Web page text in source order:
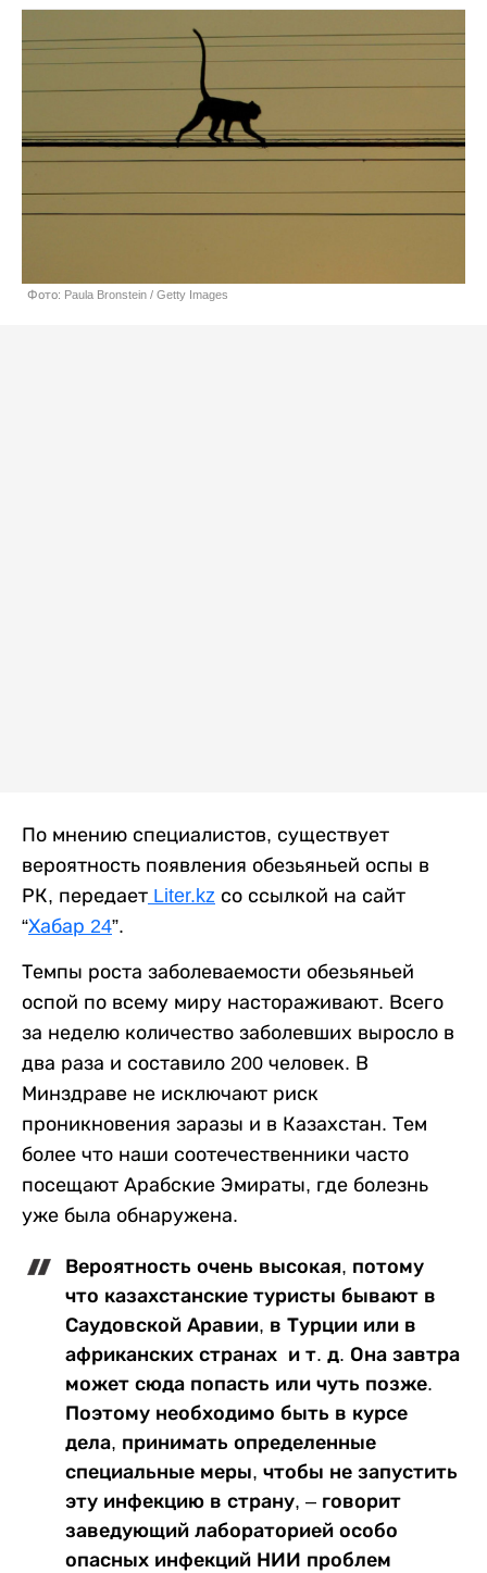
Фото: Paula Bronstein / Getty Images
По мнению специалистов, существует
вероятность появления обезьяньей оспы в
РК, передает Liter.kz со ссылкой на сайт
“Хабар 24”.
Темпы роста заболеваемости обезьяньей
оспой по всему миру настораживают. Всего
за неделю количество заболевших выросло в
два раза и составило 200 человек. В
Минздраве не исключают риск
проникновения заразы и в Казахстан. Тем
более что наши соотечественники часто
посещают Арабские Эмираты, где болезнь
уже была обнаружена.
Вероятность очень высокая, потому
что казахстанские туристы бывают в
Саудовской Аравии, в Турции или в
африканских странах и т. д. Она завтра
может сюда попасть или чуть позже.
Поэтому необходимо быть в курсе
дела, принимать определенные
специальные меры, чтобы не запустить
эту инфекцию в страну, – говорит
заведующий лабораторией особо
опасных инфекций НИИ проблем